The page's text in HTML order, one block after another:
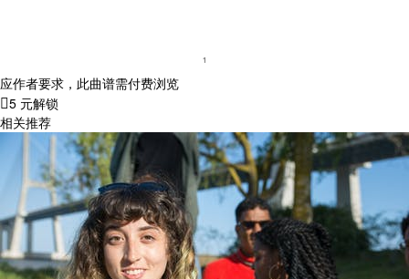
应作者要求，此曲谱需付费浏览
5 元解锁
相关推荐